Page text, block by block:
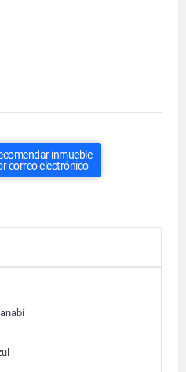
inmueble
correo electrónico